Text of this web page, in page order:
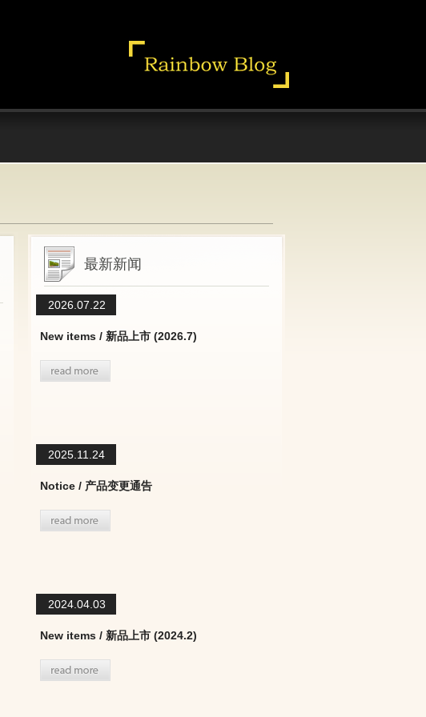
最新新闻
2026.07.22
New items / 新品上市 (2026.7)
2025.11.24
Notice / 产品变更通告
2024.04.03
New items / 新品上市 (2024.2)